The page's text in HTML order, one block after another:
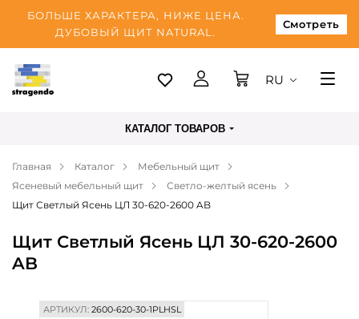
БОЛЬШЕ ХАРАКТЕРА, НИЖЕ ЦЕНА.
ДУБОВЫЙ ЩИТ NATURAL.
Смотреть
Таллинн
Оплата
О нас
Блог
Контакты
RU
КАТАЛОГ ТОВАРОВ
Главная Каталог
Мебельный щит
Ясеневый мебельный щит
Светло-желтый ясень
Щит Светлый Ясень ЦЛ 30-620-2600 AB
Щит Светлый Ясень ЦЛ 30-620-2600
AB
АРТИКУЛ:2600-620-30-1PLHSL